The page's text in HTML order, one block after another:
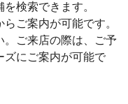
検索できます。
ご案内が可能です。
。ご来店の際は、ご予
ズにご案内が可能で